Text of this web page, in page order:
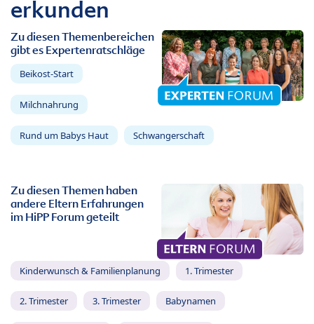
erkunden
Zu diesen Themenbereichen
gibt es Expertenratschläge
Beikost-Start
Milchnahrung
Rund um Babys Haut Schwangerschaft
Zu diesen Themen haben
andere Eltern Erfahrungen
im HiPP Forum geteilt
Kinderwunsch & Familienplanung 1. Trimester
2. Trimester 3. Trimester Babynamen